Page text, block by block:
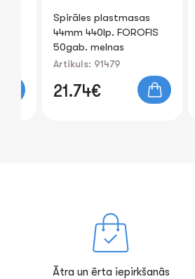
Spirāles plastmasas
44mm 440lp. FOROFIS
50gab. melnas
Artikuls: 91479
21.74€
Ātra un ērta iepirkšanās